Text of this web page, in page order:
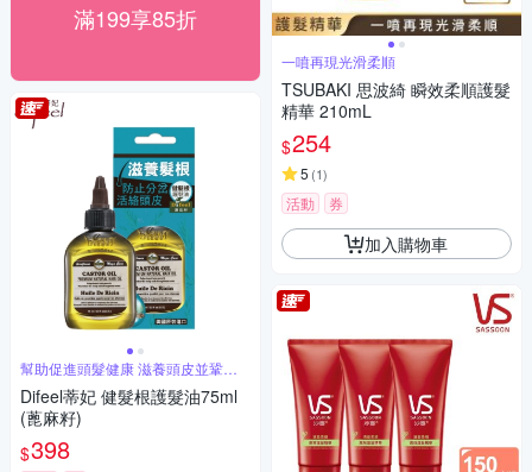
滿199享85折
幫助促進頭髮健康 滋養頭皮並鞏固
髮根
Difeel蒂妃 健髮根護髮油75ml
(蓖麻籽)
$398
一噴再現光滑柔順
TSUBAKI 思波綺 瞬效柔順護髮
精華 210mL
$254
5 (1)
活動 券
加入購物車